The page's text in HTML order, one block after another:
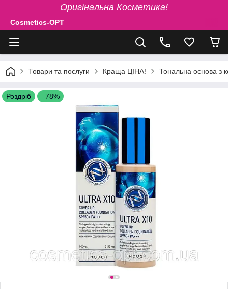
Оригінальна Косметика!
Cosmetics-OPT
Товари та послуги Краща ЦІНА! Тональна основа з
Роздріб –78%